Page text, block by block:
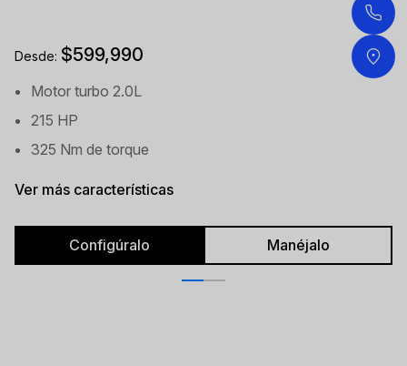
Desde: $599,990
Motor turbo 2.0L
215 HP
325 Nm de torque
Ver más características
Configúralo Manéjalo